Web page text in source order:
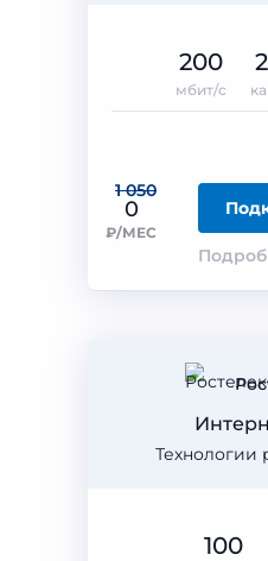
1 050
0
₽/МЕС
200
мбит/с
Технологии
100